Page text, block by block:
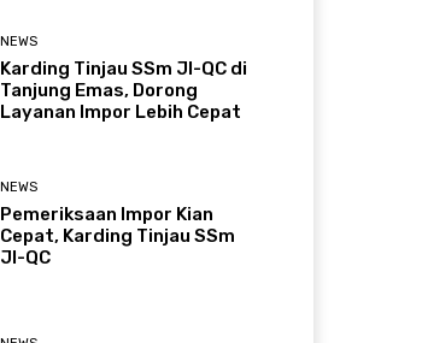
NEWS
Karding Tinjau SSm JI-QC di
Tanjung Emas, Dorong
Layanan Impor Lebih Cepat
NEWS
Pemeriksaan Impor Kian
Cepat, Karding Tinjau SSm
JI-QC